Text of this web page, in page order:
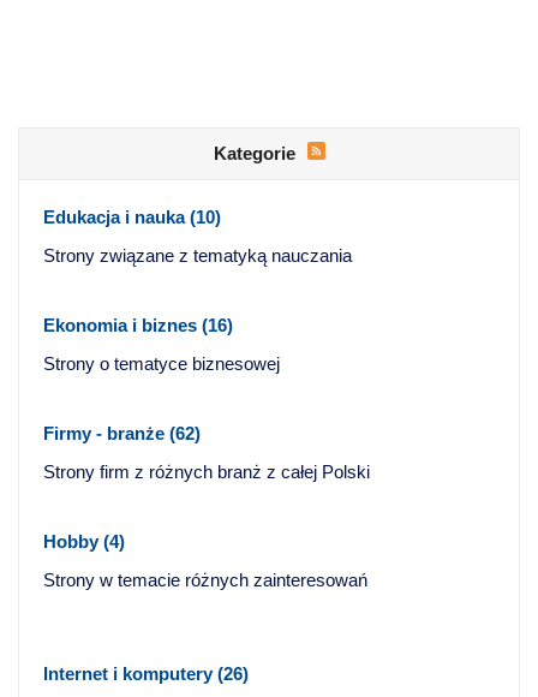
Kategorie
Edukacja i nauka(10)
Strony związane z tematyką nauczania
Ekonomia i biznes (16)
Strony o tematyce biznesowej
Firmy - branże (62)
Strony firm z różnych branż z całej Polski
Hobby(4)
Strony w temacie różnych zainteresowań
Internet i komputery(26)